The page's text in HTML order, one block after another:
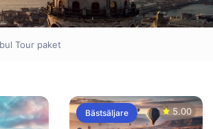
Tour paket
Bästsäljare 5.00